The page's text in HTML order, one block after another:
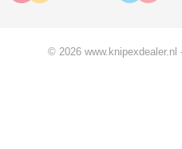
© 2026 www.knipexdealer.nl